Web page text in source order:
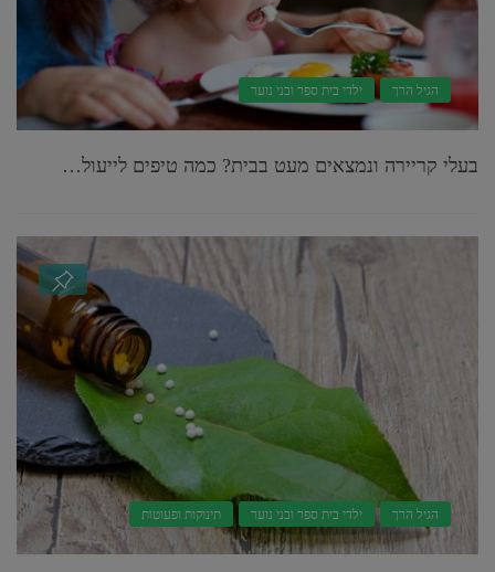
הגיל הרך ילדי בית ספר ובני נוער
בעלי קריירה ונמצאים מעט בבית? כמה טיפים לייעול…
הגיל הרך ילדי בית ספר ובני נוער תינוקות ופעוטות